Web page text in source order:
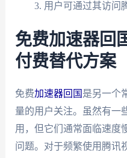
用户可通过其访问
免费加速器回
付费替代方案
免费加速器回国 是另一个
量的用户关注。虽然有一
用，但它们通常面临速度
问题。对于频繁使用腾讯